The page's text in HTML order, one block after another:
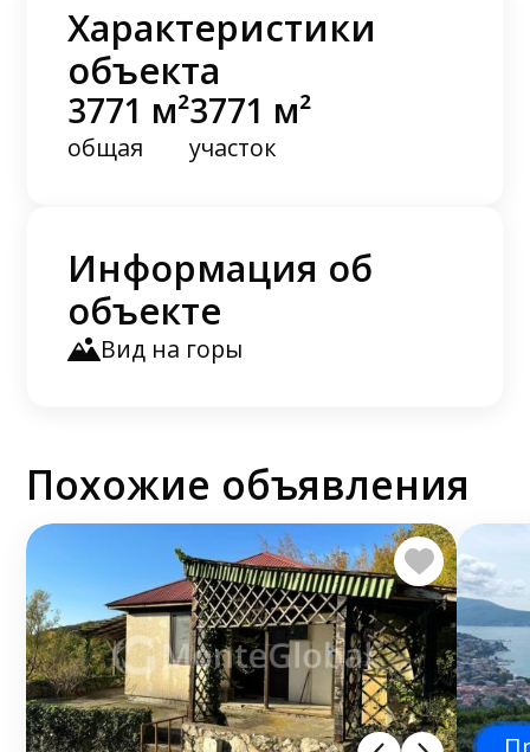
Характеристики
объекта
3771 м²
общая
3771 м²
участок
Информация об
объекте
Вид на горы
Похожие объявления